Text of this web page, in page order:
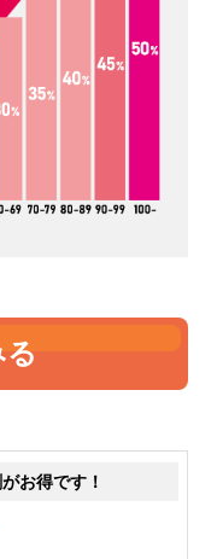
お得です！